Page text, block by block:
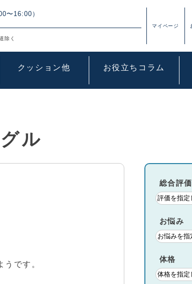
〜16:00）
除く
クッション他 お役立ちコラム
ル
総合評価
お悩み
体格
です。